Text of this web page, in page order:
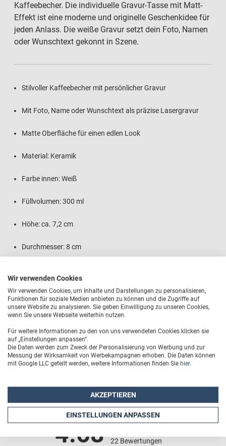
Kaffeebecher. Die individuelle Gravur-Tasse mit Matt-
Effekt ist eine moderne und originelle Geschenkidee für
jeden Anlass. Die weiße Gravur setzt dein Foto, Namen
oder Wunschtext gekonnt in Szene.
Stilvoller Kaffeebecher mit persönlicher Gravur
Mit Foto, Name oder Wunschtext als präzise Lasergravur
Matte Oberfläche für einen edlen Look
Material: Keramik
Farbe innen: Weiß
Füllvolumen: 300 ml
Höhe: ca. 7,2 cm
Durchmesser: 8 cm
Große Auswahl an kreativen Layouts
Gravurfläche: 100 mm x 60 mm
Trusted Shops Produktbewertungen
4.68 22 Bewertungen
Wir verwenden Cookies
Wir verwenden Cookies, um Inhalte und Darstellungen zu personalisieren,
Funktionen für soziale Medien anbieten zu können und die Zugriffe auf
unsere Website zu analysieren. Sie geben Einwilligung zu unseren Cookies,
wenn Sie unsere Webseite weiterhin nutzen.
Für weitere Informationen zu den von uns verwendeten Cookies klicken sie
auf „Einstellungen anpassen“.
Die Daten werden zum Zweck der Personalisierung von Werbung und zur
Messung der Wirksamkeit von Werbekampagnen erhoben. Die Daten können
mit Google LLC geteilt werden, weitere Informationen finden Sie hier.
AKZEPTIEREN
EINSTELLUNGEN ANPASSEN